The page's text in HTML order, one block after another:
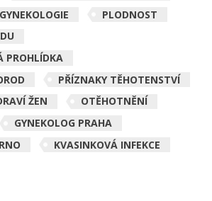
GYNEKOLOGIE
PLODNOST
PROHLÍDKA
PŘÍZNAKY TĚHOTENSTVÍ
ŽEN
OTĚHOTNĚNÍ
GYNEKOLOG PRAHA
KVASINKOVÁ INFEKCE